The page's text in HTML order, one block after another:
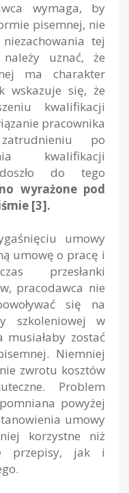
wymaga, by
pisemnej, nie
tej
uznać, że
ma charakter
wskazuje się, że
kwalifikacji
pracownika
po
kwalifikacji
do tego
wyrażone pod
[3].
umowy
umowę o pracę i
przesłanki
pracodawca nie
się na
szkoleniowej w
zostać
Niemniej
zwrotu kosztów
Problem
powyżej
umowy
korzystne niż
przepisy, jak i